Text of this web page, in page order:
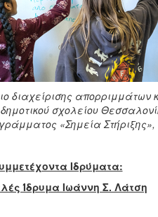
διαχείρισης απορριμμάτων
δημοτικού σχολείου
«Σημεία
Ιδρύματα:
Ίδρυμα Ιωάννη Σ. Λάτση